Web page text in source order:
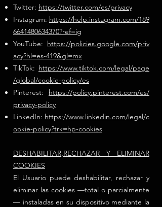
Twitter: https://twitter.com/es/privacy
Instagram: https://help.instagram.com/189
6641480634370?ref=ig
YouTube: https://policies.google.com/priv
acy?hl=es-419&gl=mx
TikTok: https://www.tiktok.com/legal/page
/global/cookie-policy/es
Pinterest: https://policy.pinterest.com/es/
privacy-policy
LinkedIn: https://www.linkedin.com/legal/c
ookie-policy?trk=hp-cookies
DESHABILITAR,RECHAZAR Y ELIMINAR
COOKIES
El Usuario puede deshabilitar, rechazar y
eliminar las cookies —total o parcialmente
— instaladas en su dispositivo mediante la